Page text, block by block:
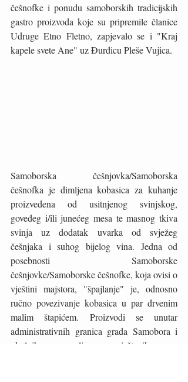
češnofke i ponudu samoborskih tradicijskih
gastro proizvoda koje su pripremile članice
Udruge Etno Fletno, zapjevalo se i "Kraj
kapele svete Ane" uz Đurđicu Pleše Vujica.
Samoborska češnjovka/Samoborska
češnofka je dimljena kobasica za kuhanje
proizvedena od usitnjenog svinjskog,
goveđeg i/ili junećeg mesa te masnog tkiva
svinja uz dodatak uvarka od svježeg
češnjaka i suhog bijelog vina. Jedna od
posebnosti Samoborske
češnjovke/Samoborske češnofke, koja ovisi o
vještini majstora, "špajlanje" je, odnosno
ručno povezivanje kobasica u par drvenim
malim štapićem. Proizvodi se unutar
administrativnih granica grada Samobora i
okolnih naselja smještenih u